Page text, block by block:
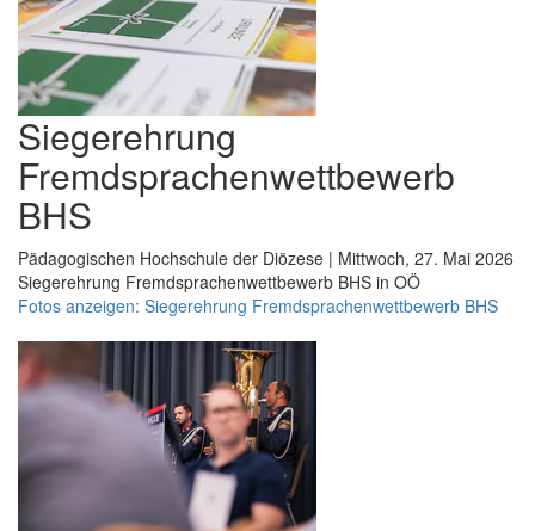
Siegerehrung
Fremdsprachenwettbewerb
BHS
Pädagogischen Hochschule der Diözese | Mittwoch, 27. Mai 2026
Siegerehrung Fremdsprachenwettbewerb BHS in OÖ
Fotos anzeigen: Siegerehrung Fremdsprachenwettbewerb BHS